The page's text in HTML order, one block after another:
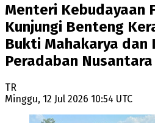
Menteri Kebudayaan
Kunjungi Benteng
Bukti Mahakarya dan
Peradaban Nusantara
TR
Minggu, 12 Jul 2026 10:54 UTC